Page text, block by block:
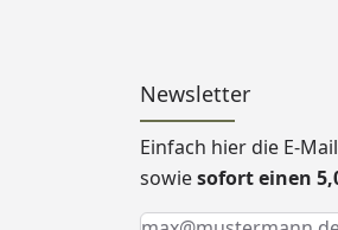
Newsletter
Einfach hier die E-
sowiesofort einen
Keine Eingabe
Eingabe erforderlich
E-Mail *